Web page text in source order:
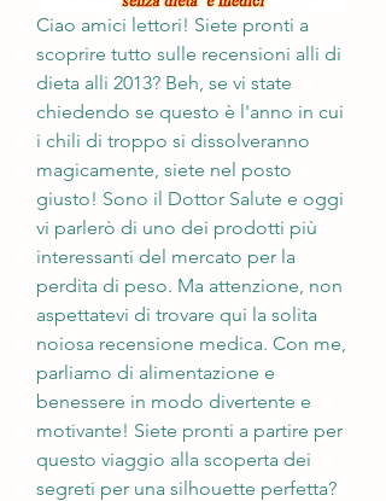
Ciao amici lettori! Siete pronti a
scoprire tutto sulle recensioni alli di
dieta alli 2013? Beh, se vi state
chiedendo se questo è l'anno in cui
i chili di troppo si dissolveranno
magicamente, siete nel posto
giusto! Sono il Dottor Salute e oggi
vi parlerò di uno dei prodotti più
interessanti del mercato per la
perdita di peso. Ma attenzione, non
aspettatevi di trovare qui la solita
noiosa recensione medica. Con me,
parliamo di alimentazione e
benessere in modo divertente e
motivante! Siete pronti a partire per
questo viaggio alla scoperta dei
segreti per una silhouette perfetta?